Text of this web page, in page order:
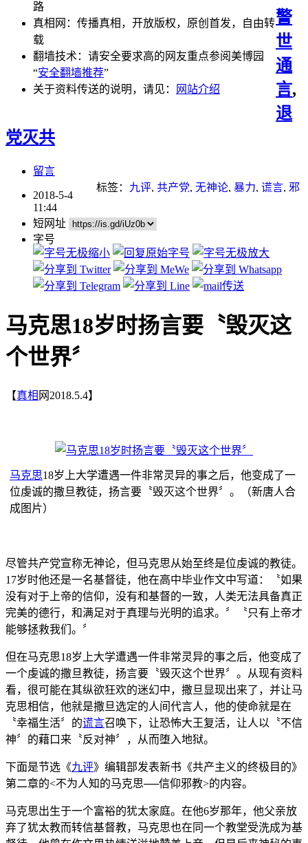
路
真相网：传播真相，开放版权，原创首发，自由转
载
翻墙技术：请安全要求高的网友重点参阅美博园
“安全翻墙推荐”
关于资料传送的说明，请见：
网站介绍
警
世
通
言,
退
党灭共
留言
标签： 九评, 共产党, 无神论, 暴力, 谎言, 邪
2018-5-4
11:44
短网址
字号
马克思18岁时扬言要〝毁灭这
个世界〞
【真相 网2018.5.4】
马克思18岁上大学遭遇一件非常灵异的事之后，他变成了一
位虔诚的撒旦教徒，扬言要〝毁灭这个世界〞。（新唐人合
成图片）
尽管共产党宣称无神论，但马克思从始至终是位虔诚的教徒。
17岁时他还是一名基督徒，他在高中毕业作文中写道：〝如果
没有对于上帝的信仰，没有和基督的一致，人类无法具备真正
完美的德行，和满足对于真理与光明的追求。〞〝只有上帝才
能够拯救我们。〞
但在马克思18岁上大学遭遇一件非常灵异的事之后，他变成了
一个虔诚的撒旦教徒，扬言要〝毁灭这个世界〞。从现有资料
看，很可能在其纵欲狂欢的迷幻中，撒旦显现出来了，并让马
克思相信，他就是撒旦选定的人间代言人，他的使命就是在
〝幸福生活〞的谎言召唤下，让恐怖大王复活，让人以〝不信
神〞的藉口来〝反对神〞，从而堕入地狱。
下面是节选《九评》编辑部发表新书《共产主义的终极目的》
第二章的<不为人知的马克思──信仰邪教>的内容。
马克思出生于一个富裕的犹太家庭。在他6岁那年，他父亲放
弃了犹太教而转信基督教，马克思也在同一个教堂受洗成为基